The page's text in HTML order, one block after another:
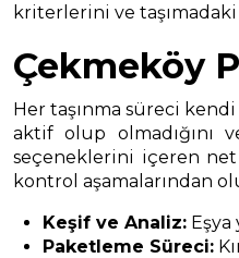
kriterlerini ve taşımadaki
Çekmeköy
Her taşınma süreci
aktif olup olmadığını
seçeneklerini içeren net
kontrol aşamalarından
Keşif ve Analiz: Eşya
Paketleme Süreci: